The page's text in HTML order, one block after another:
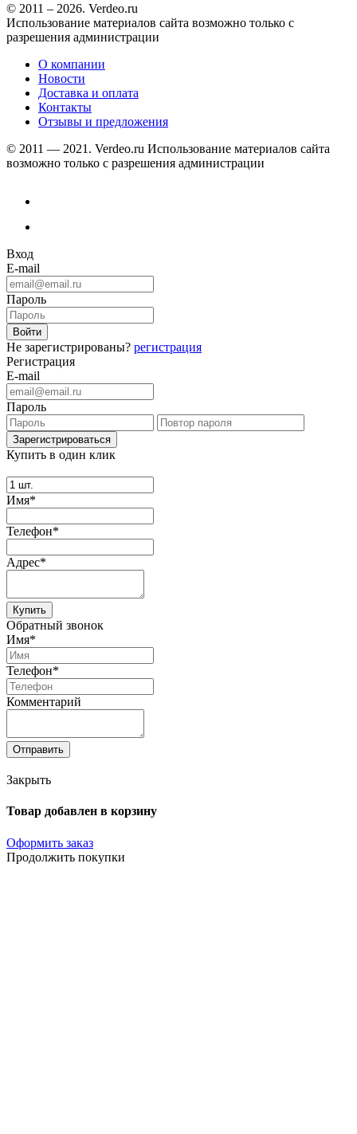
© 2011 – 2026. Verdeo.ru
Использование материалов сайта возможно только с
разрешения администрации
О компании
Новости
Доставка и оплата
Контакты
Отзывы и предложения
© 2011 — 2021. Verdeo.ru Использование материалов сайта
возможно только с разрешения администрации
Вход
E-mail
Пароль
Не зарегистрированы? регистрация
Регистрация
E-mail
Пароль
Купить в один клик
Имя*
Телефон*
Адрес*
Купить
Обратный звонок
Имя*
Телефон*
Комментарий
Отправить
Закрыть
Товар добавлен в корзину
Оформить заказ
Продолжить покупки